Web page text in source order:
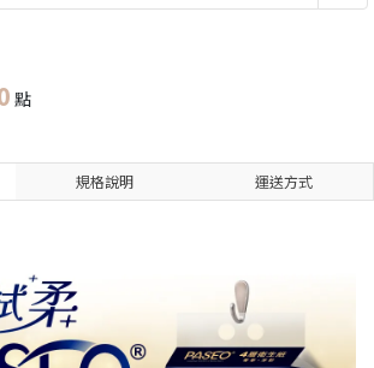
點
規格說明 運送方式